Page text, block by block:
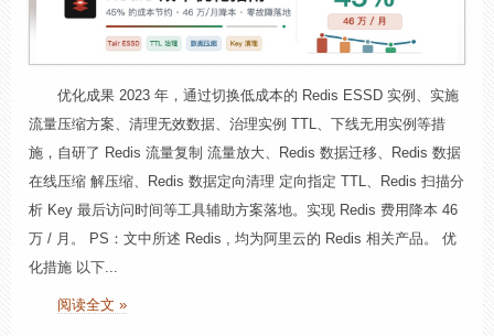
优化成果 2023 年，通过切换低成本的 Redis ESSD 实例、实施
流量压缩方案、清理无效数据、治理实例 TTL、下线无用实例等措
施，自研了 Redis 流量复制 流量放大、Redis 数据迁移、Redis 数据
在线压缩 解压缩、Redis 数据定向清理 定向指定 TTL、Redis 扫描分
析 Key 最后访问时间等工具辅助方案落地。实现 Redis 费用降本 46
万 / 月。 PS：文中所述 Redis , 均为阿里云的 Redis 相关产品。 优
化措施 以下...
阅读全文 »